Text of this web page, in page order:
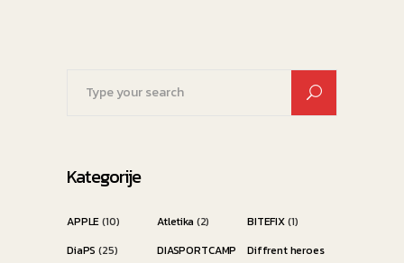
Kategorije
APPLE(10) Atletika (2) BITEFIX(1)
DiaPS (25)
DIASPORTCAMP
Diffrent heroes